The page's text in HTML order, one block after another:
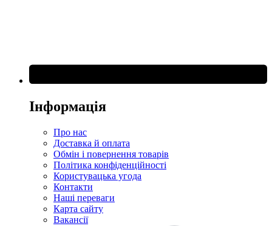
Інформація
Про нас
Доставка й оплата
Обмін і повернення товарів
Політика конфіденційності
Користувацька угода
Контакти
Наші переваги
Карта сайту
Вакансії